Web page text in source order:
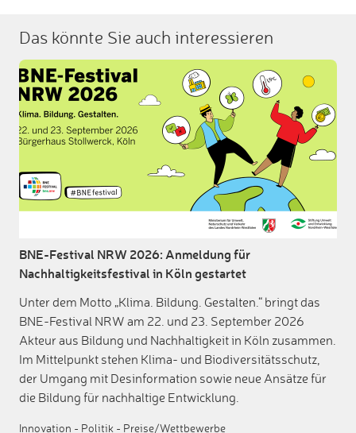
Das könnte Sie auch interessieren
BNE-Festival NRW 2026: Anmeldung für
Nachhaltigkeitsfestival in Köln gestartet
Unter dem Motto „Klima. Bildung. Gestalten.“ bringt das
BNE-Festival NRW am 22. und 23. September 2026
Akteur aus Bildung und Nachhaltigkeit in Köln zusammen.
Im Mittelpunkt stehen Klima- und Biodiversitätsschutz,
der Umgang mit Desinformation sowie neue Ansätze für
die Bildung für nachhaltige Entwicklung.
Innovation - Politik - Preise/Wettbewerbe